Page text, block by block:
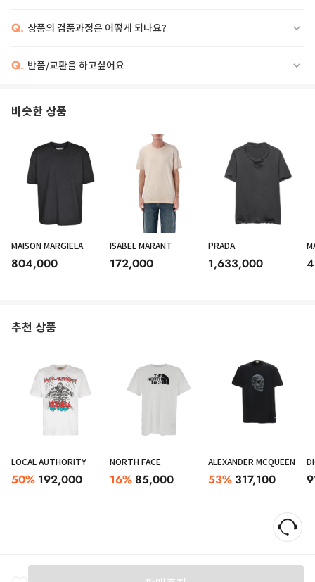
COTTON MISCHIEF T-SHIRT - crew neck - front print - front kangaroo
Q. 상품의 검품과정은 어떻게 되나요?
Q. 반품/교환을 하고싶어요
비슷한 상품
MAISON MARGIELA
804,000
ISABEL MARANT
172,000
PRADA
1,633,000
추천 상품
LOCAL AUTHORITY
50% 192,000
NORTH FACE
16%85,000
ALEXANDER MCQUEEN
53% 317,100